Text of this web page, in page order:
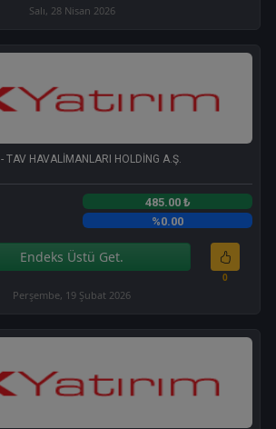
Salı, 28 Nisan 2026
- TAV HAVALİMANLARI HOLDİNG A.Ş.
485.00 ₺
%0.00
Endeks Üstü Get.
0
Perşembe, 19 Şubat 2026